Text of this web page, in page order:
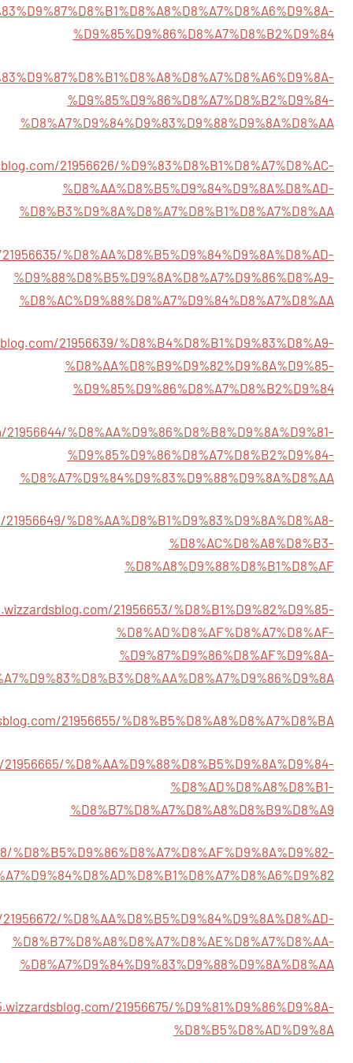
%D9%85%D9%86%D8%A7%D8%B2%D9%84
%D9%85%D9%86%D8%A7%D8%B2%D9%84-
%D8%A7%D9%84%D9%83%D9%88%D9%8A%D8%AA
21956626/%D9%83%D8%B1%D8%A7%D8%AC-
%D8%AA%D8%B5%D9%84%D9%8A%D8%AD-
%D8%B3%D9%8A%D8%A7%D8%B1%D8%A7%D8%AA
%D8%AA%D8%B5%D9%84%D9%8A%D8%AD-
%D9%88%D8%B5%D9%8A%D8%A7%D9%86%D8%A9-
%D8%AC%D9%88%D8%A7%D9%84%D8%A7%D8%AA
21956639/%D8%B4%D8%B1%D9%83%D8%A9-
%D8%AA%D8%B9%D9%82%D9%8A%D9%85-
%D9%85%D9%86%D8%A7%D8%B2%D9%84
%D8%AA%D9%86%D8%B8%D9%8A%D9%81-
%D9%85%D9%86%D8%A7%D8%B2%D9%84-
%D8%A7%D9%84%D9%83%D9%88%D9%8A%D8%AA
%D8%AA%D8%B1%D9%83%D9%8A%D8%A8-
%D8%AC%D8%A8%D8%B3-
%D8%A8%D9%88%D8%B1%D8%AF
21956653/%D8%B1%D9%82%D9%85-
%D8%AD%D8%AF%D8%A7%D8%AF-
%D9%87%D9%86%D8%AF%D9%8A-
21956655/%D8%B5%D8%A8%D8%A7%D8%BA
%D8%AA%D9%88%D8%B5%D9%8A%D9%84-
%D8%AD%D8%A8%D8%B1-
%D8%B7%D8%A7%D8%A8%D8%B9%D8%A9
%D8%AA%D8%B5%D9%84%D9%8A%D8%AD-
%D8%B7%D8%A8%D8%A7%D8%AE%D8%A7%D8%AA-
%D8%A7%D9%84%D9%83%D9%88%D9%8A%D8%AA
21956675/%D9%81%D9%86%D9%8A-
%D8%B5%D8%AD%D9%8A